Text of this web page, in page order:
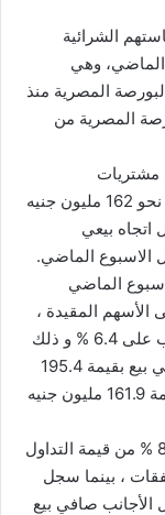
الشرائية
الماضي، وهي
المصرية منذ
المصرية من
مشتريات
المستثمرين العرب فى الاسهم المصرية قد بلغ نحو 162 مليون جنيه
اتجاه بيعي
الاسبوع الماضي.
الماضي
على الأسهم المقيدة ،
بينما استحوذ الأجانب على نسبة 4.2 % و العرب على 6.4 % و ذلك
بعد استبعاد الصفقات. و قد سجل الأجانب صافي بيع بقيمة 195.4
مليون جنيه بينما سجل العرب صافي شراء بقيمة 161.9 مليون جنيه
والجدير بالذكر أن تعاملات المصريين مثلت 86.1 % من قيمة التداول
، بينما سجل
7.6 % و قد سجل الأجانب صافي بيع